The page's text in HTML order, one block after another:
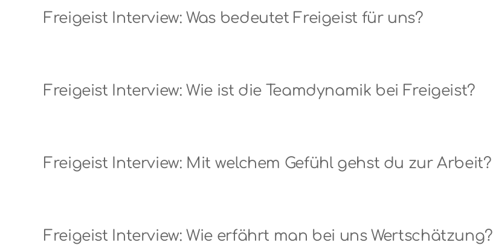
Freigeist Interview: Was bedeutet Freigeist für uns?
Freigeist Interview: Wie ist die Teamdynamik bei Freigeist?
Freigeist Interview: Mit welchem Gefühl gehst du zur Arbeit?
Freigeist Interview: Wie erfährt man bei uns Wertschätzung?